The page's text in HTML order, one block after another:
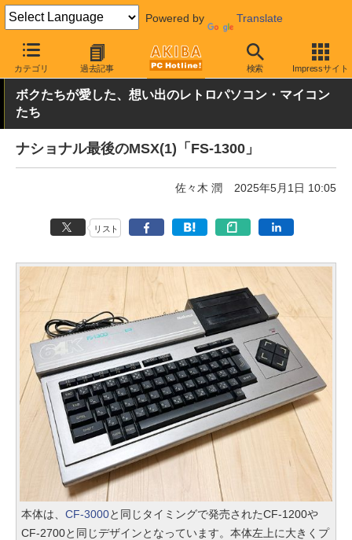
Powered by Translate
カテゴリ 過去記事 検索 Impressサイト
AKIBA PC Hotline! PC本体・ソフト その他
ボクたちが愛した、想い出のレトロパソコン・マイコン
たち
ナショナル最後のMSX(1)「FS-1300」
佐々木 潤 2025年5月1日 10:05
リスト
本体は、 CF-3000と同じタイミングで発売されたCF-1200や
CF-2700と同じデザインとなっています。本体左上に大きくプ